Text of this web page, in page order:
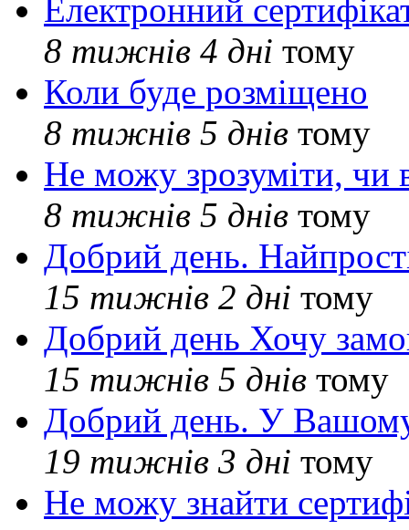
Електронний
8 тижнів 4 дні тому
Коли буде розміщено
8 тижнів 5 днів тому
Не можу зрозуміти, чи
8 тижнів 5 днів тому
Добрий день.
15 тижнів 2 дні тому
Добрий день Хочу
15 тижнів 5 днів тому
Добрий день. У Вашому
19 тижнів 3 дні тому
Не можу знайти